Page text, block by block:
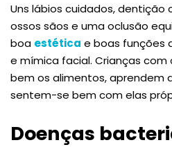
Uns lábios cuidados, dentição
ossos sãos e uma oclusão
boa estética e boas funções
e mímica facial. Crianças
bem os alimentos, aprendem
sentem-se bem com elas
Doenças